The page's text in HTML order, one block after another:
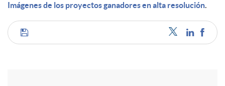
Imágenes de los proyectos ganadores en alta resolución.
C